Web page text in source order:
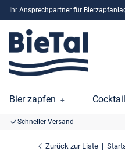
Ihr Ansprechpartner für
Bier zapfen
Schneller Versand
Zurück zur Liste